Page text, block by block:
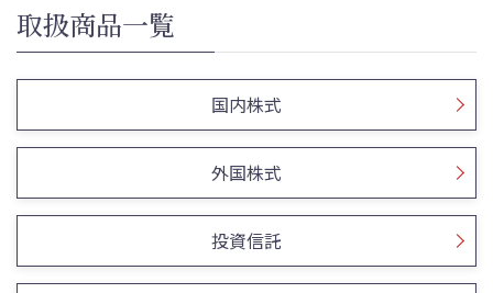
取扱商品一覧
国内株式
外国株式
投資信託